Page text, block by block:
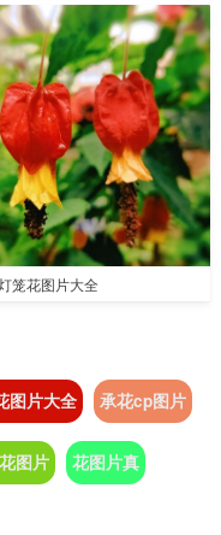
笼花图片大全
图片大全 承花cp图片
图片 花图片真